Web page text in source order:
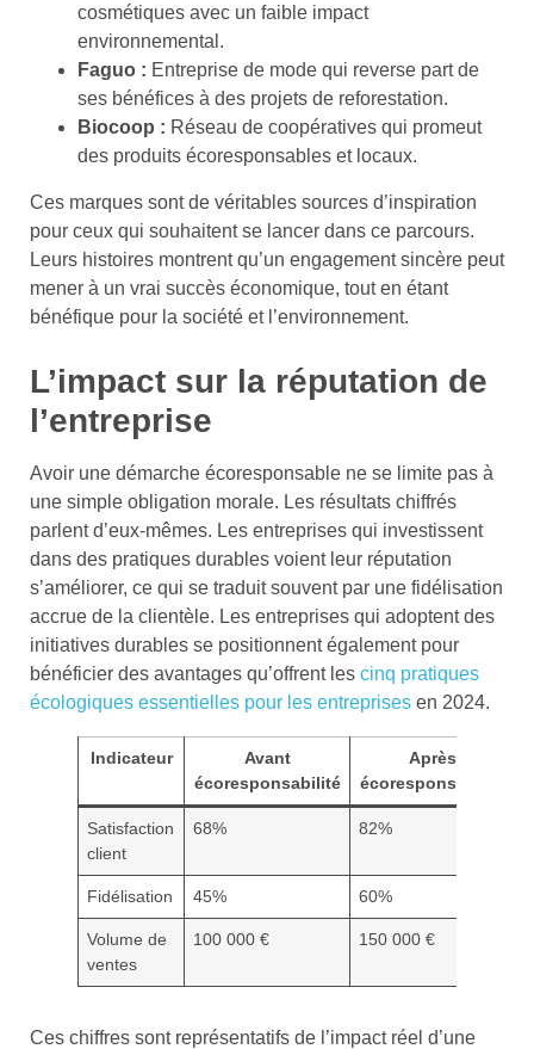
cosmétiques avec un faible impact
environnemental.
Faguo : Entreprise de mode qui reverse part de
ses bénéfices à des projets de reforestation.
Biocoop : Réseau de coopératives qui promeut
des produits écoresponsables et locaux.
Ces marques sont de véritables sources d’inspiration
pour ceux qui souhaitent se lancer dans ce parcours.
Leurs histoires montrent qu’un engagement sincère peut
mener à un vrai succès économique, tout en étant
bénéfique pour la société et l’environnement.
L’impact sur la réputation de
l’entreprise
Avoir une démarche écoresponsable ne se limite pas à
une simple obligation morale. Les résultats chiffrés
parlent d’eux-mêmes. Les entreprises qui investissent
dans des pratiques durables voient leur réputation
s’améliorer, ce qui se traduit souvent par une fidélisation
accrue de la clientèle. Les entreprises qui adoptent des
initiatives durables se positionnent également pour
bénéficier des avantages qu’offrent les cinq pratiques
écologiques essentielles pour les entreprises en 2024.
Indicateur
Avant
écoresponsabilité
Après
écoresponsabilité
Satisfaction
client
68% 82%
Fidélisation 45% 60%
Volume de
ventes
100 000 € 150 000 €
Ces chiffres sont représentatifs de l’impact réel d’une